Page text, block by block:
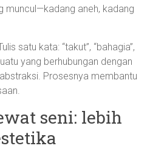
muncul—kadang aneh, kadang
satu kata: “takut”, “bahagia”,
yang berhubungan dengan
Prosesnya membantu
seni: lebih